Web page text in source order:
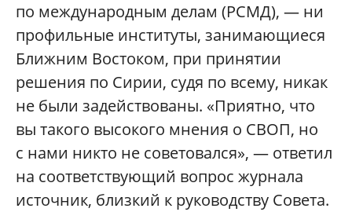
по международным делам (РСМД), — ни
профильные институты, занимающиеся
Ближним Востоком, при принятии
решения по Сирии, судя по всему, никак
не были задействованы. «Приятно, что
вы такого высокого мнения о СВОП, но
с нами никто не советовался», — ответил
на соответствующий вопрос журнала
источник, близкий к руководству Совета.